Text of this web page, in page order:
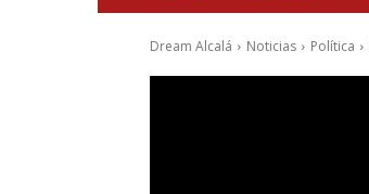
Dream Alcalá Noticias Política